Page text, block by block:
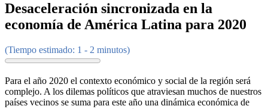
Desaceleración sincronizada en la
economía de América Latina para 2020
(Tiempo estimado: 1 - 2 minutos)
Para el año 2020 el contexto económico y social de la región será
complejo. A los dilemas políticos que atraviesan muchos de nuestros
países vecinos se suma para este año una dinámica económica de